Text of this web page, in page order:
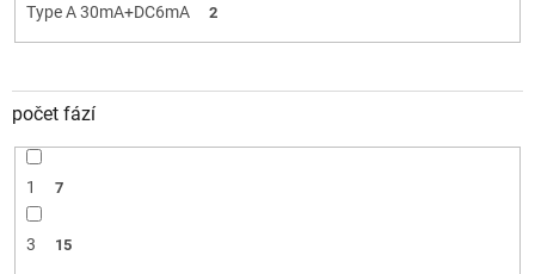
Type A 30mA+DC6mA 2
počet fází
1 7
3 15